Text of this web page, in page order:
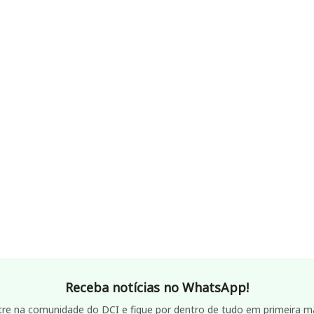
Receba notícias no WhatsApp!
na comunidade do DCI e fique por dentro de tudo em primeira